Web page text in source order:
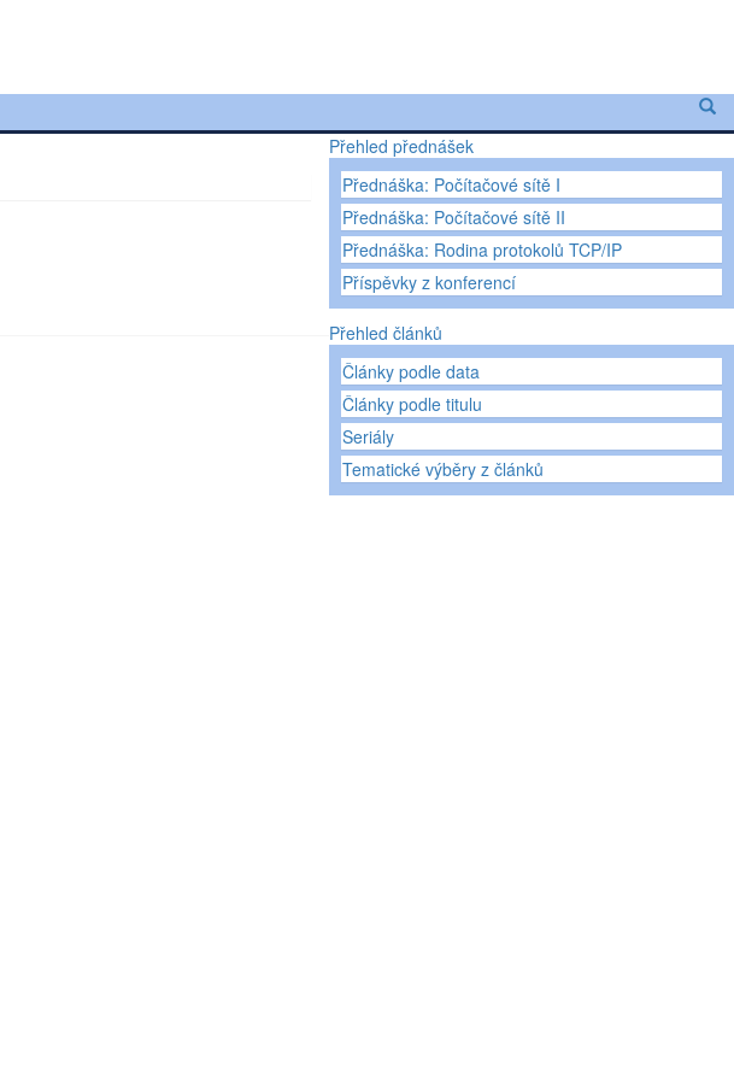
Přehled přednášek
Přednáška: Počítačové sítě I
Přednáška: Počítačové sítě II
Přednáška: Rodina protokolů TCP/IP
Příspěvky z konferencí
Přehled článků
Články podle data
Články podle titulu
Seriály
Tematické výběry z článků